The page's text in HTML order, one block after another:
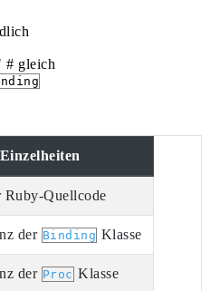
# gleich
Einzelheiten
Ruby-Quellcode
der Binding Klasse
der Proc Klasse